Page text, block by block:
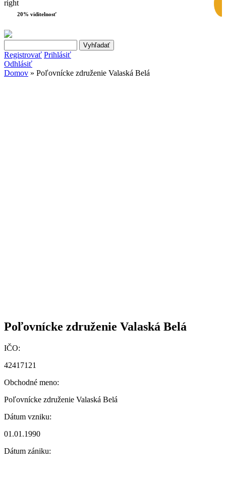
20% viditelnosť
Vyhľadávanie
Registrovať Prihlásiť
Odhlásiť
Domov » Poľovnícke združenie Valaská Belá
Poľovnícke združenie Valaská Belá
IČO:
42417121
Obchodné meno:
Poľovnícke združenie Valaská Belá
Dátum vzniku:
01.01.1990
Dátum zániku: